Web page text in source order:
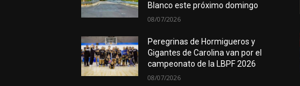
Blanco este próximo domingo
08/07/2026
Peregrinas de Hormigueros y
Gigantes de Carolina van por el
campeonato de la LBPF 2026
08/07/2026